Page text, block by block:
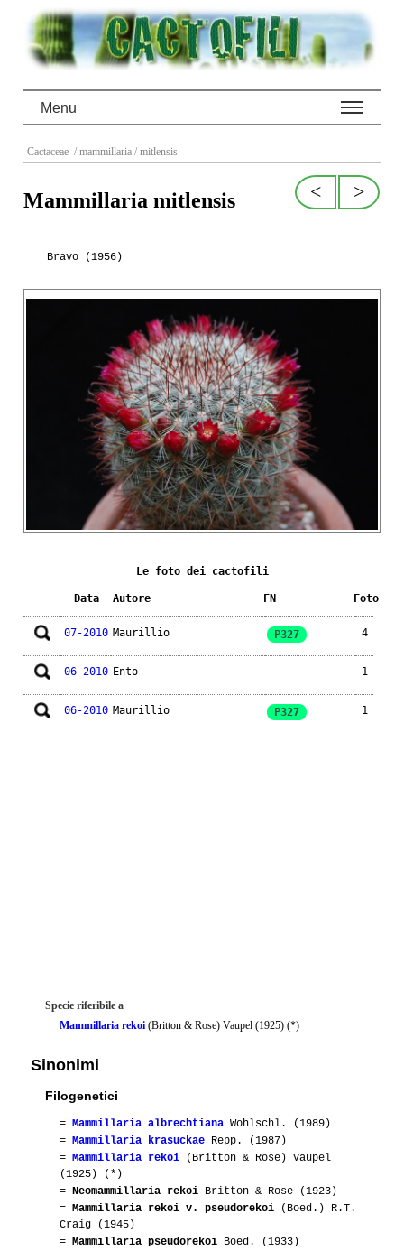
Menu
Cactaceae / mammillaria / mitlensis
>
<
Mammillaria mitlensis
Bravo (1956)
Le foto dei cactofili
Data Autore FN Foto
07-2010 Maurillio P327 4
06-2010 Ento 1
06-2010 Maurillio P327 1
Specie riferibile a
Mammillaria rekoi (Britton & Rose) Vaupel (1925) (*)
Sinonimi
Filogenetici
= Mammillaria albrechtiana Wohlschl. (1989)
= Mammillaria krasuckae Repp. (1987)
= Mammillaria rekoi (Britton & Rose) Vaupel
(1925) (*)
= Neomammillaria rekoi Britton & Rose (1923)
= Mammillaria rekoi v. pseudorekoi (Boed.) R.T.
Craig (1945)
= Mammillaria pseudorekoi Boed. (1933)